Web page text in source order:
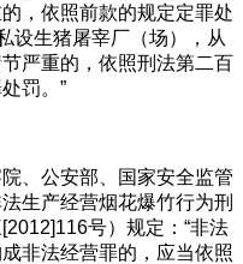
，依照前款的规定定罪处
设生猪屠宰厂（场），从
严重的，依照刑法第二百
罚。”
、公安部、国家安全监管
生产经营烟花爆竹行为刑
号）规定：“非法
非法经营罪的，应当依照